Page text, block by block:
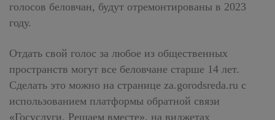
голосов беловчан, будут отремонтированы в 2023
году.
Отдать свой голос за любое из общественных
пространств могут все беловчане старше 14 лет.
Сделать это можно на странице za.gorodsreda.ru с
использованием платформы обратной связи
«Госуслуги. Решаем вместе», на виджетах